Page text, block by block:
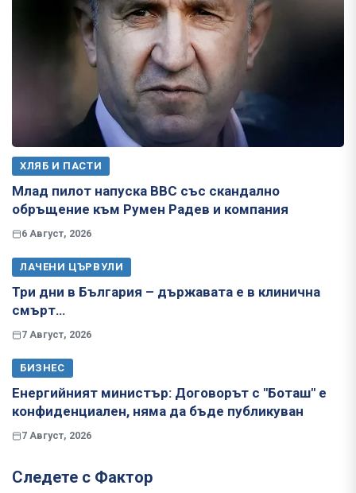
ХЛЯБ И ПАСТИ
Млад пилот напуска ВВС със скандално
обръщение към Румен Радев и компания
6 Август, 2026
ЛАЧЕНИ ЦЪРВУЛИ
Три дни в България – държавата е в клинична
смърт…
7 Август, 2026
БИЗНЕС
Енергийният министър: Договорът с "Боташ" е
конфиденциален, няма да бъде публикуван
7 Август, 2026
Следете с Фактор